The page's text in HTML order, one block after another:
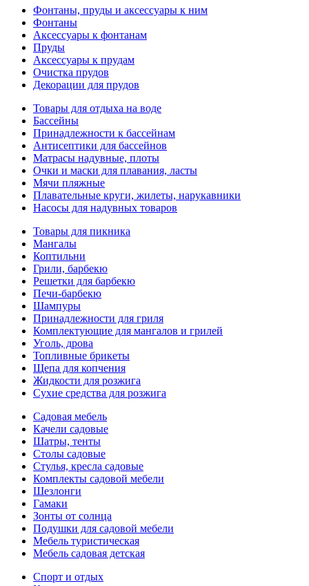
Фонтаны, пруды и аксессуары к ним
Фонтаны
Аксессуары к фонтанам
Пруды
Аксессуары к прудам
Очистка прудов
Декорации для прудов
Товары для отдыха на воде
Бассейны
Принадлежности к бассейнам
Антисептики для бассейнов
Матраcы надувные, плоты
Очки и маски для плавания, ласты
Мячи пляжные
Плавательные круги, жилеты, нарукавники
Насосы для надувных товаров
Товары для пикника
Мангалы
Коптильни
Грили, барбекю
Решетки для барбекю
Печи-барбекю
Шампуры
Принадлежности для гриля
Комплектующие для мангалов и грилей
Уголь, дрова
Топливные брикеты
Щепа для копчения
Жидкости для розжига
Сухие средства для розжига
Садовая мебель
Качели садовые
Шатры, тенты
Столы садовые
Стулья, кресла садовые
Комплекты садовой мебели
Шезлонги
Гамаки
Зонты от солнца
Подушки для садовой мебели
Мебель туристическая
Мебель садовая детская
Спорт и отдых